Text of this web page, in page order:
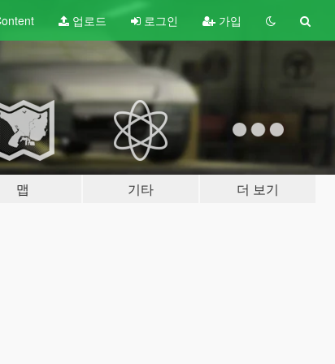
업로드 로그인 가입
맵 기타 더 보기